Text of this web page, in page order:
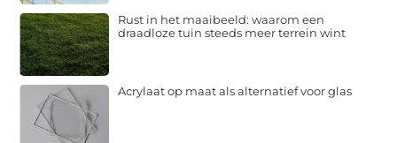
Rust in het maaibeeld: waarom een
draadloze tuin steeds meer terrein wint
Acrylaat op maat als alternatief voor glas